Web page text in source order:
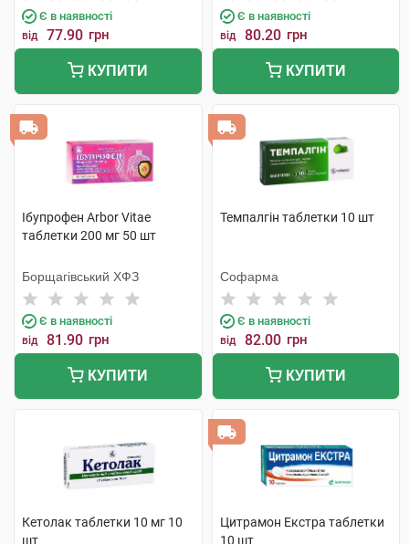
Є в наявності
від 77.90 грн
КУПИТИ
Є в наявності
від 80.20 грн
КУПИТИ
Ібупрофен Arbor Vitae
таблетки 200 мг 50 шт
Борщагівський ХФЗ
Є в наявності
від 81.90 грн
КУПИТИ
Темпалгін таблетки 10 шт
Софарма
Є в наявності
від 82.00 грн
КУПИТИ
Кетолак таблетки 10 мг 10
шт
Цитрамон Екстра таблетки
10 шт